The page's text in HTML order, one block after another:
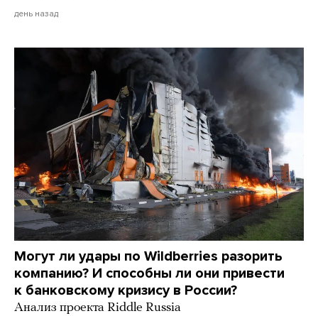
день назад
Могут ли удары по Wildberries разорить
компанию? И способны ли они привести
к банковскому кризису в России?
Анализ проекта Riddle Russia